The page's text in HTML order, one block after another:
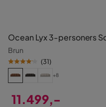
Ocean Lyx 3-personers
Brun
(31)
+8
11.499,-